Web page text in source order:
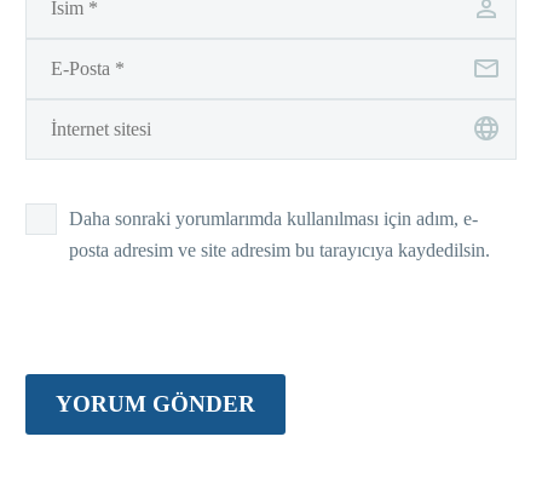
Daha sonraki yorumlarımda kullanılması için adım, e-
posta adresim ve site adresim bu tarayıcıya kaydedilsin.
YORUM GÖNDER